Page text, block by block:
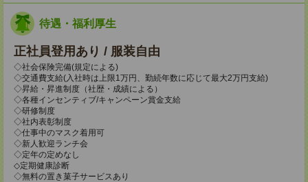
待遇・福利厚生
正社員登用あり / 服装自由
◇社会保険完備(規定による)
◇交通費支給(入社時は上限1万円、勤続年数に応じて最大2万円支給)
◇昇給・昇進制度（社歴・成績による）
◇各種インセンティブ/キャンペーン賞金支給
◇研修制度
◇社内表彰制度
◇仕事中のマスク着用可
◇新人歓迎ランチ会
◇定年の定めなし
◇定期健康診断
◇無料の置き菓子サービスあり